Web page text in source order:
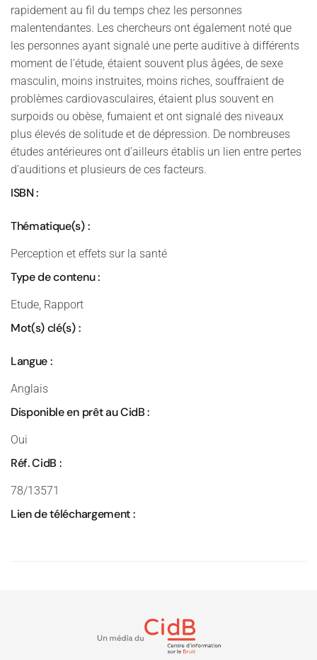
rapidement au fil du temps chez les personnes
malentendantes. Les chercheurs ont également noté que
les personnes ayant signalé une perte auditive à différents
moment de l’étude, étaient souvent plus âgées, de sexe
masculin, moins instruites, moins riches, souffraient de
problèmes cardiovasculaires, étaient plus souvent en
surpoids ou obèse, fumaient et ont signalé des niveaux
plus élevés de solitude et de dépression. De nombreuses
études antérieures ont d’ailleurs établis un lien entre pertes
d’auditions et plusieurs de ces facteurs.
ISBN :
Thématique(s) :
Perception et effets sur la santé
Type de contenu :
Etude, Rapport
Mot(s) clé(s) :
Langue :
Anglais
Disponible en prêt au CidB :
Oui
Réf. CidB :
78/13571
Lien de téléchargement :